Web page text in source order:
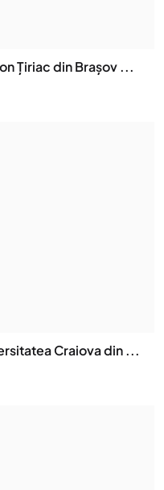
Țiriac din Brașov ...
Craiova din ...